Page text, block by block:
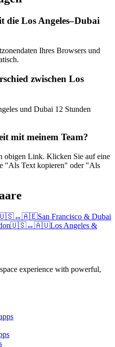
die Los Angeles–Dubai
Ihres Browsers und
zwischen Los
und Dubai 12 Stunden
mit meinem Team?
obigen Link. Klicken Sie auf eine
"Als Text kopieren" oder "Als
↔🇦🇪San Francisco & Dubai
🇺🇸↔🇦🇺Los Angeles &
experience with powerful,